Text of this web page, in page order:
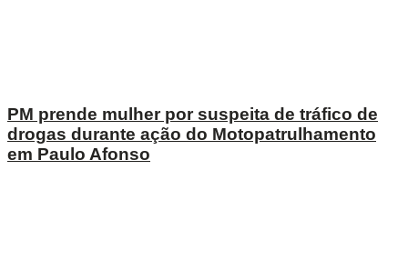
PM prende mulher por suspeita de tráfico de
drogas durante ação do Motopatrulhamento
em Paulo Afonso